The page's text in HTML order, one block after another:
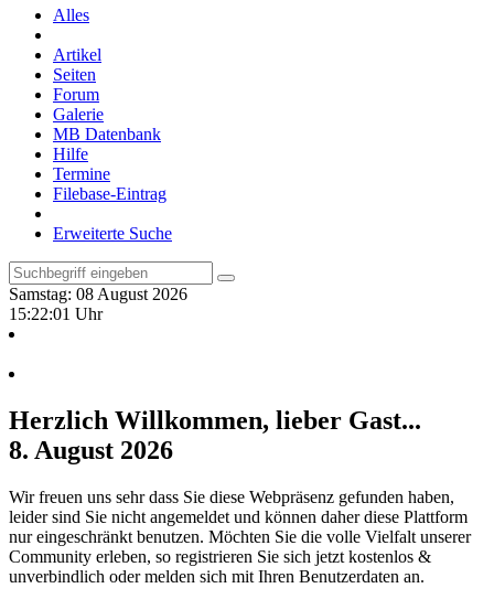
Alles
Artikel
Seiten
Forum
Galerie
MB Datenbank
Hilfe
Termine
Filebase-Eintrag
Erweiterte Suche
Samstag: 08 August 2026
15:22:02 Uhr
Herzlich Willkommen, lieber Gast...
8. August 2026
Wir freuen uns sehr dass Sie diese Webpräsenz gefunden haben,
leider sind Sie nicht angemeldet und können daher diese Plattform
nur eingeschränkt benutzen. Möchten Sie die volle Vielfalt unserer
Community erleben, so registrieren Sie sich jetzt kostenlos &
unverbindlich oder melden sich mit Ihren Benutzerdaten an.